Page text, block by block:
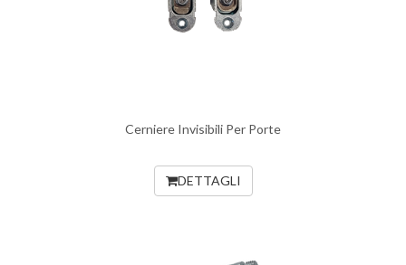
Cerniere Invisibili Per Porte
DETTAGLI